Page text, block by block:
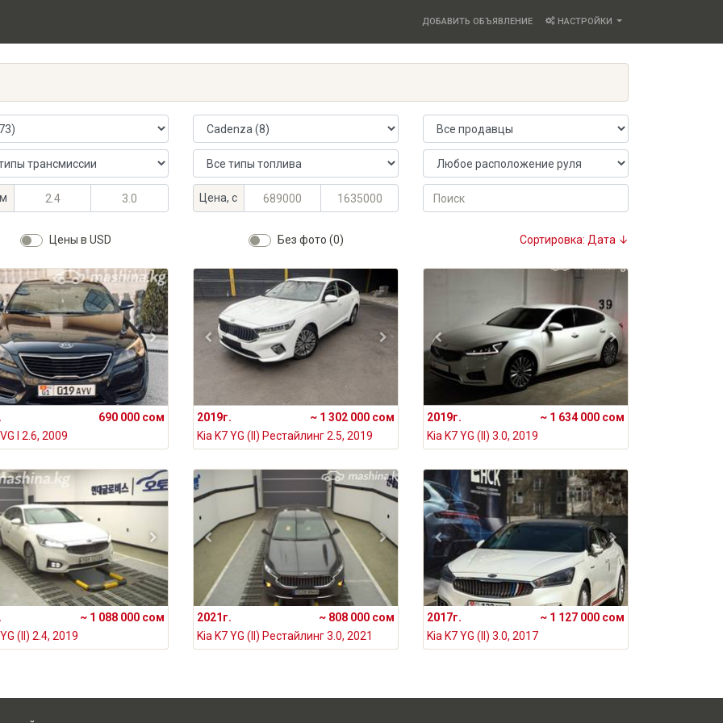
ДОБАВИТЬ ОБЪЯВЛЕНИЕ НАСТРОЙКИ
Модель автомобиля Продавец
Тип топлива Расположение руля
объём, л
объём, л Цена, с
Максимальная цена, KGS
Минимальная цена, KGS Поиск
Цены в USD Без фото (0) Сортировка: Дата ↓
690 000 сом
I 2.6, 2009
2019г.
~ 1 302 000 сом
Kia K7 YG (II) Рестайлинг 2.5, 2019
2019г.
~ 1 634 000 сом
Kia K7 YG (II) 3.0, 2019
~ 1 088 000 сом
(II) 2.4, 2019
2021г.
~ 808 000 сом
Kia K7 YG (II) Рестайлинг 3.0, 2021
2017г.
~ 1 127 000 сом
Kia K7 YG (II) 3.0, 2017